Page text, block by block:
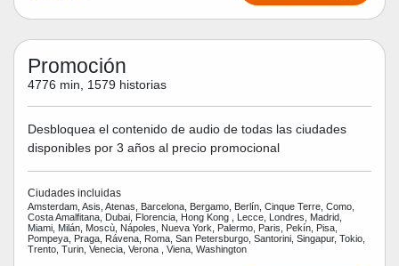
Promoción
4776 min, 1579 historias
Desbloquea el contenido de audio de todas las ciudades
disponibles por 3 años al precio promocional
Ciudades incluidas
Amsterdam, Asis, Atenas, Barcelona, Bergamo, Berlín, Cinque Terre, Como,
Costa Amalfitana, Dubai, Florencia, Hong Kong , Lecce, Londres, Madrid,
Miami, Milán, Moscù, Nápoles, Nueva York, Palermo, Paris, Pekín, Pisa,
Pompeya, Praga, Rávena, Roma, San Petersburgo, Santorini, Singapur, Tokio,
Trento, Turin, Venecia, Verona , Viena, Washington